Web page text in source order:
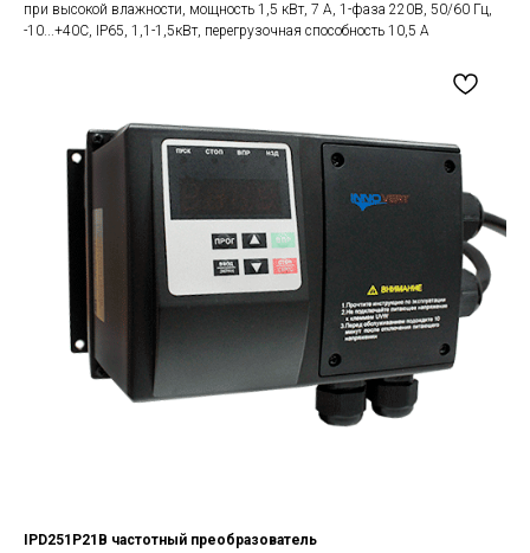
при высокой влажности, мощность 1,5 кВт, 7 А, 1-фаза 220В, 50/60 Гц,
-10...+40С, IP65, 1,1-1,5кВт, перегрузочная способность 10,5 А
IPD251P21B частотный преобразователь